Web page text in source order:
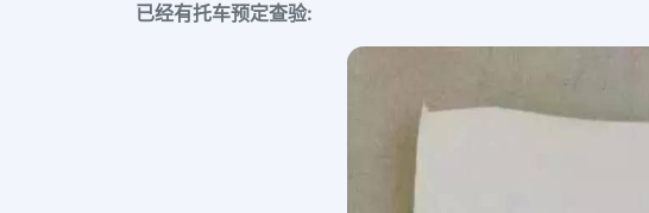
已经有托车预定查验: